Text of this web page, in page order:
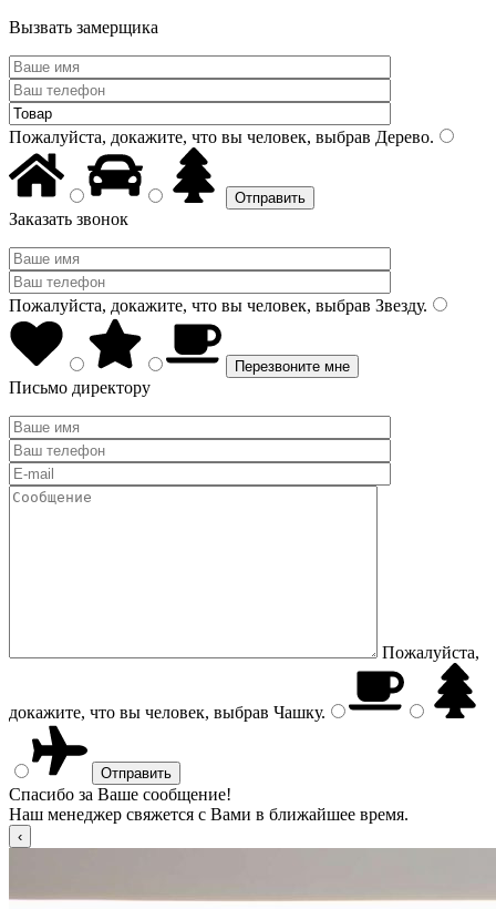
Вызвать замерщика
Пожалуйста, докажите, что вы человек, выбрав Дерево.
Заказать звонок
Пожалуйста, докажите, что вы человек, выбрав Звезду.
Письмо директору
Пожалуйста,
докажите, что вы человек, выбрав Чашку.
Спасибо за Ваше сообщение!
Наш менеджер свяжется с Вами в ближайшее время.